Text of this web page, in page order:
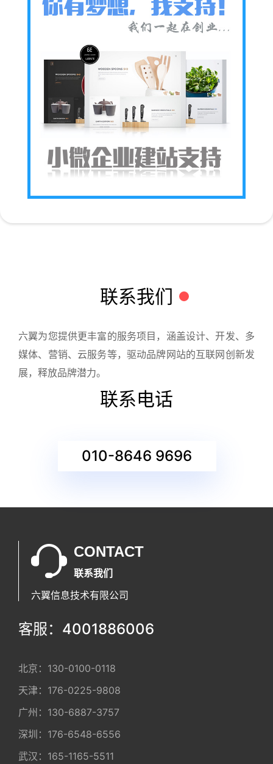
联系我们
六翼为您提供更丰富的服务项目，涵盖设计、开发、多
媒体、营销、云服务等，驱动品牌网站的互联网创新发
展，释放品牌潜力。
联系电话
010-8646 9696
CONTACT
联系我们
六翼信息技术有限公司
客服：4001886006
北京： 130-0100-0118
天津： 176-0225-9808
广州： 130-6887-3757
深圳： 176-6548-6556
武汉： 165-1165-5511